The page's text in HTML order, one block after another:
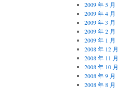
2009 年 5 月
2009 年 4 月
2009 年 3 月
2009 年 2 月
2009 年 1 月
2008 年 12 月
2008 年 11 月
2008 年 10 月
2008 年 9 月
2008 年 8 月